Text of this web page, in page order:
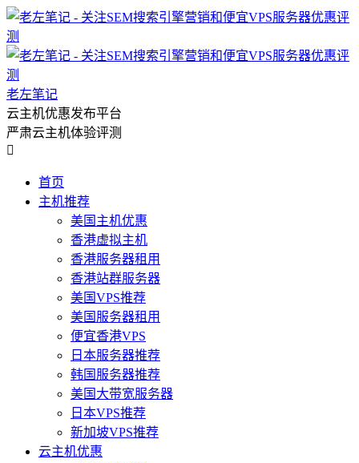
老左笔记
云主机优惠发布平台
严肃云主机体验评测

首页
主机推荐
美国主机优惠
香港虚拟主机
香港服务器租用
香港站群服务器
美国VPS推荐
美国服务器租用
便宜香港VPS
日本服务器推荐
韩国服务器推荐
美国大带宽服务器
日本VPS推荐
新加坡VPS推荐
云主机优惠